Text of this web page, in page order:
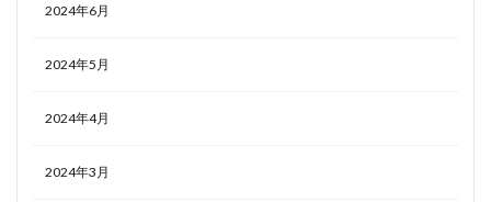
2024年6月
2024年5月
2024年4月
2024年3月